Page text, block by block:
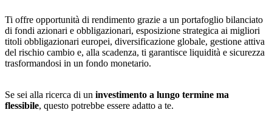
Ti offre opportunità di rendimento grazie a un portafoglio bilanciato
di fondi azionari e obbligazionari, esposizione strategica ai migliori
titoli obbligazionari europei, diversificazione globale, gestione attiva
del rischio cambio e, alla scadenza, ti garantisce liquidità e sicurezza
trasformandosi in un fondo monetario.
Se sei alla ricerca di un investimento a lungo termine ma
flessibile, questo potrebbe essere adatto a te.